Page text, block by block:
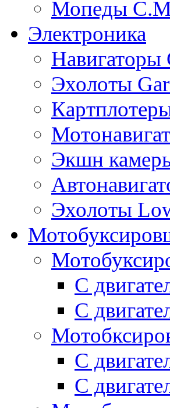
Мопеды
Электроника
Навигаторы
Эхолоты
Экшн
Эхолоты
С
С
С
С